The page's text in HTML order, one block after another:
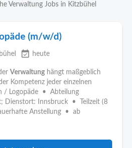
Verwaltung Jobs in Kitzbühel
(m/w/d)
event_available heute
Verwaltung hängt maßgeblich
Kompetenz jeder einzelnen
/ Logopäde • Abteilung
Dienstort: Innsbruck • Teilzeit (8
Anstellung • ab